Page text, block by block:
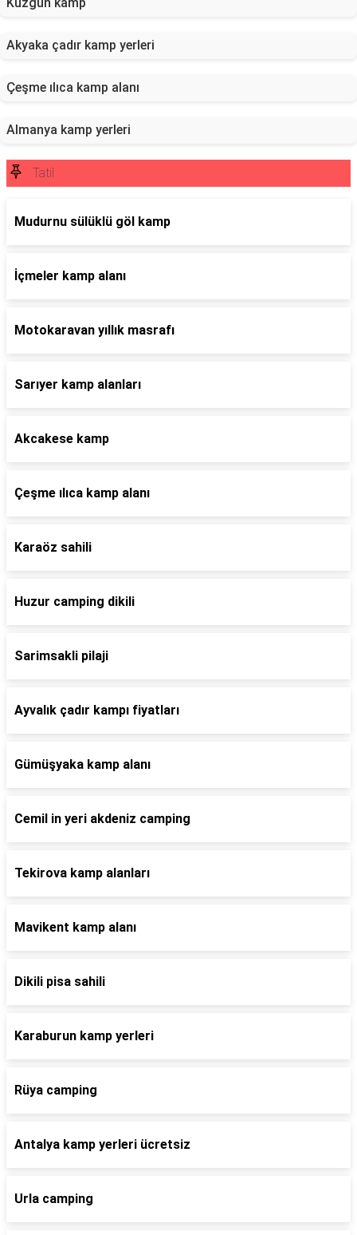
Akyaka çadır kamp yerleri
Çeşme ılıca kamp alanı
Almanya kamp yerleri
Tatil
Mudurnu sülüklü göl kamp
İçmeler kamp alanı
Motokaravan yıllık masrafı
Sarıyer kamp alanları
Akcakese kamp
Çeşme ılıca kamp alanı
Karaöz sahili
Huzur camping dikili
Sarimsakli pilaji
Ayvalık çadır kampı fiyatları
Gümüşyaka kamp alanı
Cemil in yeri akdeniz camping
Tekirova kamp alanları
Mavikent kamp alanı
Dikili pisa sahili
Karaburun kamp yerleri
Rüya camping
Antalya kamp yerleri ücretsiz
Urla camping